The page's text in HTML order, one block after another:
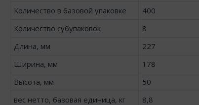
Количество в базовой упаковке
400
Количество субупаковок
8
Длина, мм
227
Ширина, мм
178
Высота, мм
50
вес нетто, базовая единица, кг
8,8